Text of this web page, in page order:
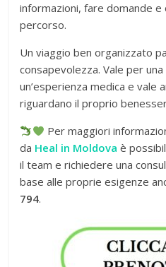
informazioni, fare domande
percorso.
Un viaggio ben organizzato
consapevolezza. Vale per
un’esperienza medica e vale
riguardano il proprio
Per maggiori
da Heal in Moldova è
il team e richiedere una
base alle proprie esigenze
794.